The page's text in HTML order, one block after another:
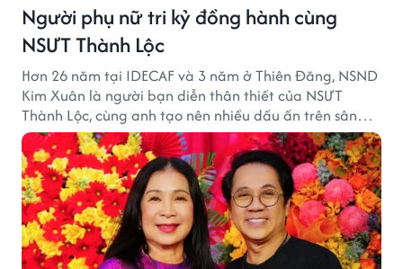
Người phụ nữ tri kỷ đồng hành cùng
NSƯT Thành Lộc
Hơn 26 năm tại IDECAF và 3 năm ở Thiên Đăng, NSND
Kim Xuân là người bạn diễn thân thiết của NSƯT
Thành Lộc, cùng anh tạo nên nhiều dấu ấn trên sân
khấu.